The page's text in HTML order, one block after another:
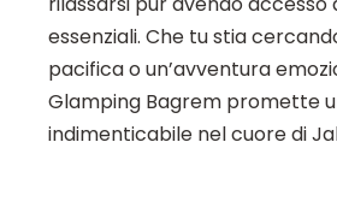
essenziali. Che tu stia
pacifica o un’avventura
Glamping Bagrem promette
indimenticabile nel cuore di